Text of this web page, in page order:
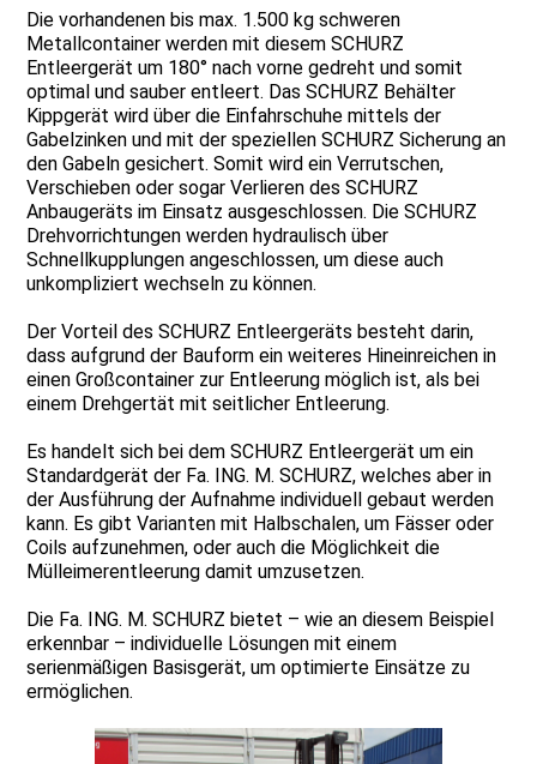
Die vorhandenen bis max. 1.500 kg schweren
Metallcontainer werden mit diesem SCHURZ
Entleergerät um 180° nach vorne gedreht und somit
optimal und sauber entleert. Das SCHURZ Behälter
Kippgerät wird über die Einfahrschuhe mittels der
Gabelzinken und mit der speziellen SCHURZ Sicherung an
den Gabeln gesichert. Somit wird ein Verrutschen,
Verschieben oder sogar Verlieren des SCHURZ
Anbaugeräts im Einsatz ausgeschlossen. Die SCHURZ
Drehvorrichtungen werden hydraulisch über
Schnellkupplungen angeschlossen, um diese auch
unkompliziert wechseln zu können.
Der Vorteil des SCHURZ Entleergeräts besteht darin,
dass aufgrund der Bauform ein weiteres Hineinreichen in
einen Großcontainer zur Entleerung möglich ist, als bei
einem Drehgertät mit seitlicher Entleerung.
Es handelt sich bei dem SCHURZ Entleergerät um ein
Standardgerät der Fa. ING. M. SCHURZ, welches aber in
der Ausführung der Aufnahme individuell gebaut werden
kann. Es gibt Varianten mit Halbschalen, um Fässer oder
Coils aufzunehmen, oder auch die Möglichkeit die
Mülleimerentleerung damit umzusetzen.
Die Fa. ING. M. SCHURZ bietet – wie an diesem Beispiel
erkennbar – individuelle Lösungen mit einem
serienmäßigen Basisgerät, um optimierte Einsätze zu
ermöglichen.